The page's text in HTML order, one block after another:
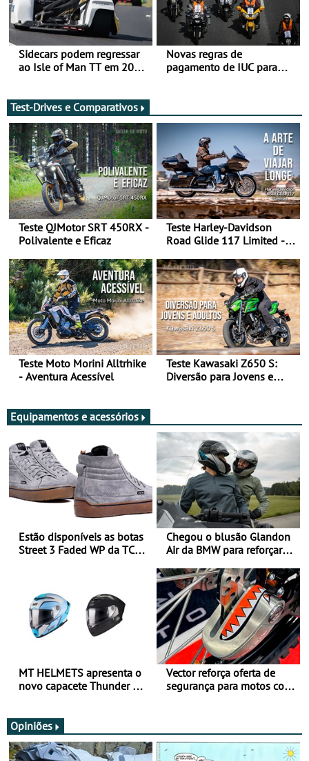
Sidecars podem regressar
ao Isle of Man TT em 2027
Novas regras de
pagamento de IUC para
Test-Drives e Comparativos
Teste QJMotor SRT 450RX -
Polivalente e Eficaz
Teste Harley-Davidson
Road Glide 117 Limited - A
Teste Moto Morini Alltrhike
- Aventura Acessível
Teste Kawasaki Z650 S:
Diversão para Jovens e
Equipamentos e acessórios
Estão disponíveis as botas
Street 3 Faded WP da TCX
Chegou o blusão Glandon
Air da BMW para reforçar
verão
MT HELMETS apresenta o
novo capacete Thunder 4 R
Vector reforça oferta de
segurança para motos com
Opiniões